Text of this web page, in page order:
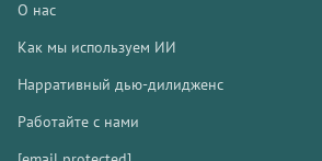
О нас
Как мы используем ИИ
Нарративный дью-дилидженс
Работайте с нами